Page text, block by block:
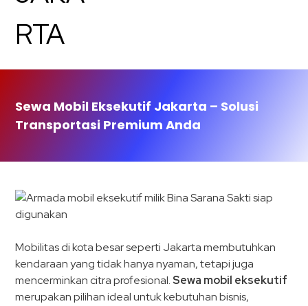
Sewa Mobil Eksekutif Jakarta – Solusi
Transportasi Premium Anda
Mobilitas di kota besar seperti Jakarta membutuhkan
kendaraan yang tidak hanya nyaman, tetapi juga
mencerminkan citra profesional.Sewa mobil eksekutif
merupakan pilihan ideal untuk kebutuhan bisnis,